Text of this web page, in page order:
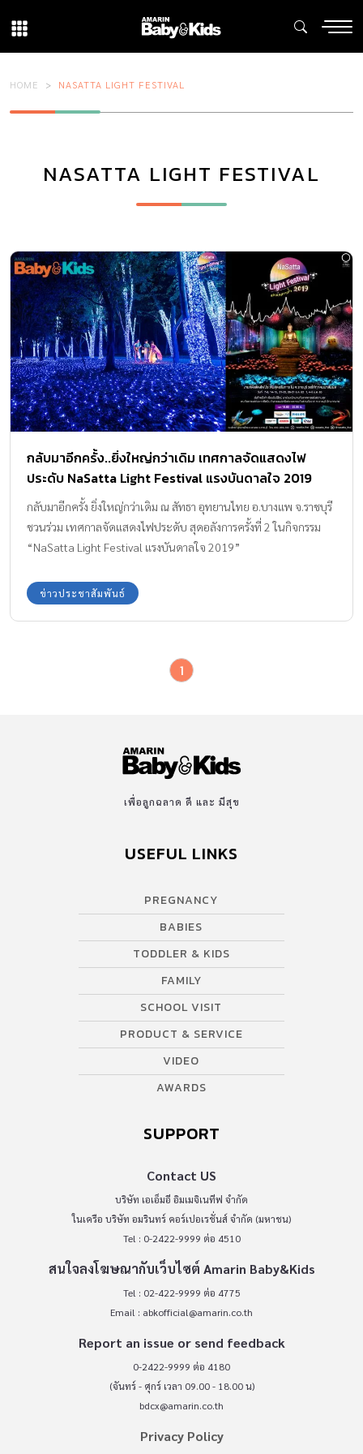
HOME NASATTA LIGHT FESTIVAL
NASATTA LIGHT FESTIVAL
กลับมาอีกครั้ง..ยิ่งใหญ่กว่าเดิม เทศกาลจัดแสดงไฟ
ประดับ NaSatta Light Festival แรงบันดาลใจ 2019
กลับมาอีกครั้ง ยิ่งใหญ่กว่าเดิม ณ สัทธา อุทยานไทย อ.บางแพ จ.ราชบุรี
ชวนร่วม เทศกาลจัดแสดงไฟประดับ สุดอลังการครั้งที่ 2 ในกิจกรรม
“NaSatta Light Festival แรงบันดาลใจ 2019”
ข่าวประชาสัมพันธ์
1
เพื่อลูกฉลาด ดี และ มีสุข
USEFUL LINKS
PREGNANCY
BABIES
TODDLER & KIDS
FAMILY
SCHOOL VISIT
PRODUCT & SERVICE
VIDEO
AWARDS
SUPPORT
Contact US
บริษัท เอเอ็มอี อิมเมจิเนทีฟ จำกัด
ในเครือ บริษัท อมรินทร์ คอร์เปอเรชั่นส์ จำกัด (มหาชน)
Tel : 0-2422-9999 ต่อ 4510
สนใจลงโฆษณากับเว็บไซต์ Amarin Baby&Kids
Tel : 02-422-9999 ต่อ 4775
Email : abkofficial@amarin.co.th
Report an issue or send feedback
0-2422-9999 ต่อ 4180
(จันทร์ - ศุกร์ เวลา 09.00 - 18.00 น)
bdcx@amarin.co.th
Privacy Policy